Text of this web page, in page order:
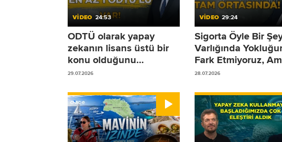
VİDEO 24:53
ODTÜ olarak yapay
zekanın lisans üstü bir
konu olduğunu
düşünüyoruz!
29.07.2026
VİDEO 29:24
Sigorta Öyle Bir
Varlığında
Fark Etmiyoruz,
Olmadığında
28.07.2026